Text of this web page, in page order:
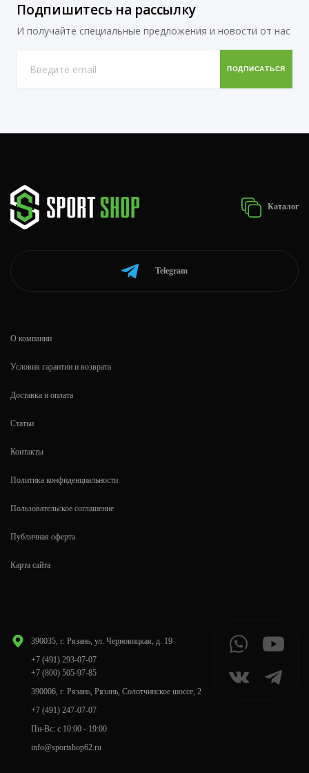
Подпишитесь на рассылку
И получайте специальные предложения и новости от нас
Каталог
Telegram
390035, г. Рязань, ул. Черновицкая, д. 19
+7 (491) 293-07-07
+7 (800) 505-97-85
390006, г. Рязань, Рязань, Солотчинское шоссе, 2
+7 (491) 247-07-07
Пн-Вс: с 10:00 - 19:00
info@sportshop62.ru
О компании
Условия гарантии и возврата
Доставка и оплата
Статьи
Контакты
Политика конфиденциальности
Пользовательское соглашение
Публичная оферта
Карта сайта